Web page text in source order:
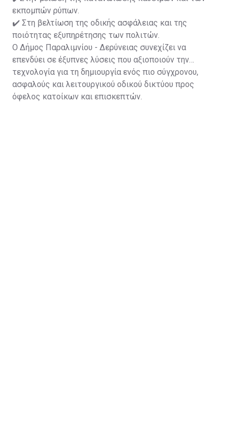
εκπομπών ρύπων.
✔️ Στη βελτίωση της οδικής ασφάλειας και της
ποιότητας εξυπηρέτησης των πολιτών.
Ο Δήμος Παραλιμνίου - Δερύνειας συνεχίζει να
επενδύει σε έξυπνες λύσεις που αξιοποιούν την
τεχνολογία για τη δημιουργία ενός πιο σύγχρονου,
ασφαλούς και λειτουργικού οδικού δικτύου προς
όφελος κατοίκων και επισκεπτών.